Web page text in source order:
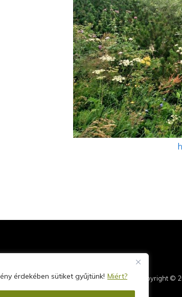
érdekében sütiket gyűjtünk! Miért? Copyright ©